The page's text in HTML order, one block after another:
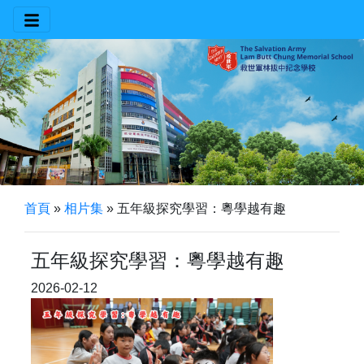
首頁 » 相片集 » 五年級探究學習：粵學越有趣
五年級探究學習：粵學越有趣
2026-02-12